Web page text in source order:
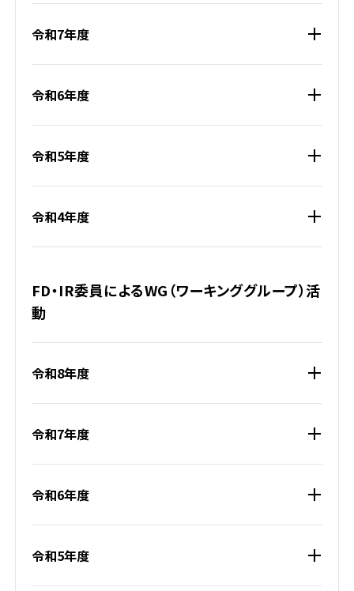
令和7年度
令和6年度
令和5年度
令和4年度
FD・IR委員によるWG（ワーキンググループ）活
動
令和8年度
令和7年度
令和6年度
令和5年度